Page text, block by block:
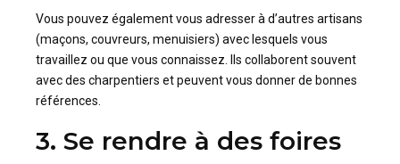
Vous pouvez également vous adresser à d’autres artisans
(maçons, couvreurs, menuisiers) avec lesquels vous
travaillez ou que vous connaissez. Ils collaborent souvent
avec des charpentiers et peuvent vous donner de bonnes
références.
3. Se rendre à des foires